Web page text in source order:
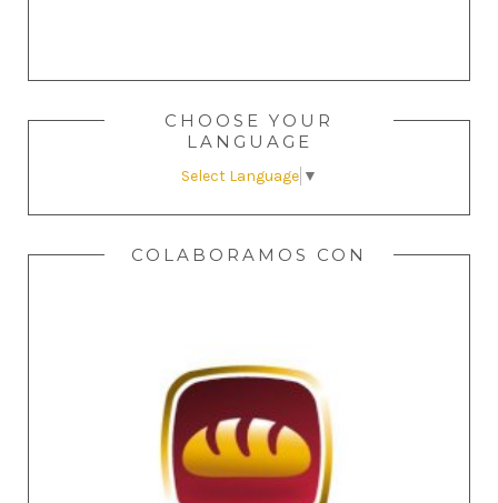
CHOOSE YOUR
LANGUAGE
Select Language ▼
COLABORAMOS CON